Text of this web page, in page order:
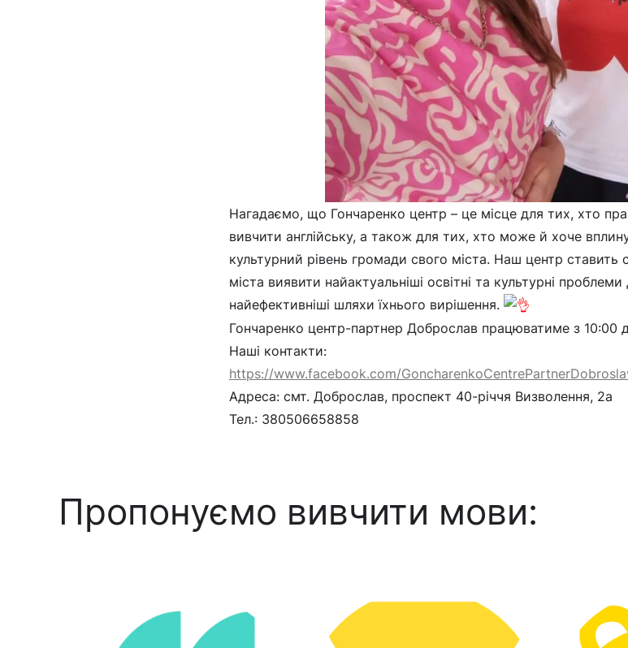
Нагадаємо, що Гончаренко центр – це місце для тих, хто
вивчити англійську, а також для тих, хто може й хоче
культурний рівень громади свого міста. Наш центр ставить
міста виявити найактуальніші освітні та культурні
найефективніші шляхи їхнього вирішення.
Гончаренко центр-партнер Доброслав працюватиме з 10:00
Наші контакти:
https://www.facebook.com/
Адреса: смт. Доброслав, проспект 40-річчя Визволення, 2а
Тел.: 380506658858
Пропонуємо вивчити мови: